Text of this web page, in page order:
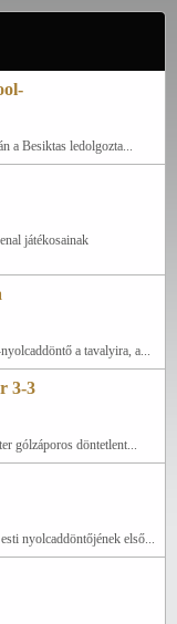
a Besiktas ledolgozta...
játékosainak
a tavalyira, a...
3-3
gólzáporos döntetlent...
nyolcaddöntőjének első...